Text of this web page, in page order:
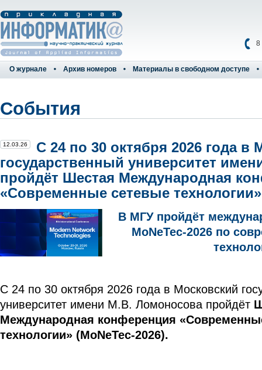
8
О журнале Архив номеров Материалы в свободном доступе
События
12.03.26
С 24 по 30 октября 2026 года в
государственный университет
пройдёт Шестая Международная
«Современные сетевые технологии»
В МГУ пройдёт
MoNeTec-2026 по
С 24 по 30 октября 2026 года в Московский
университет имени М.В. Ломоносова пройдёт
Международная конференция
технологии» (MoNeTec-2026).